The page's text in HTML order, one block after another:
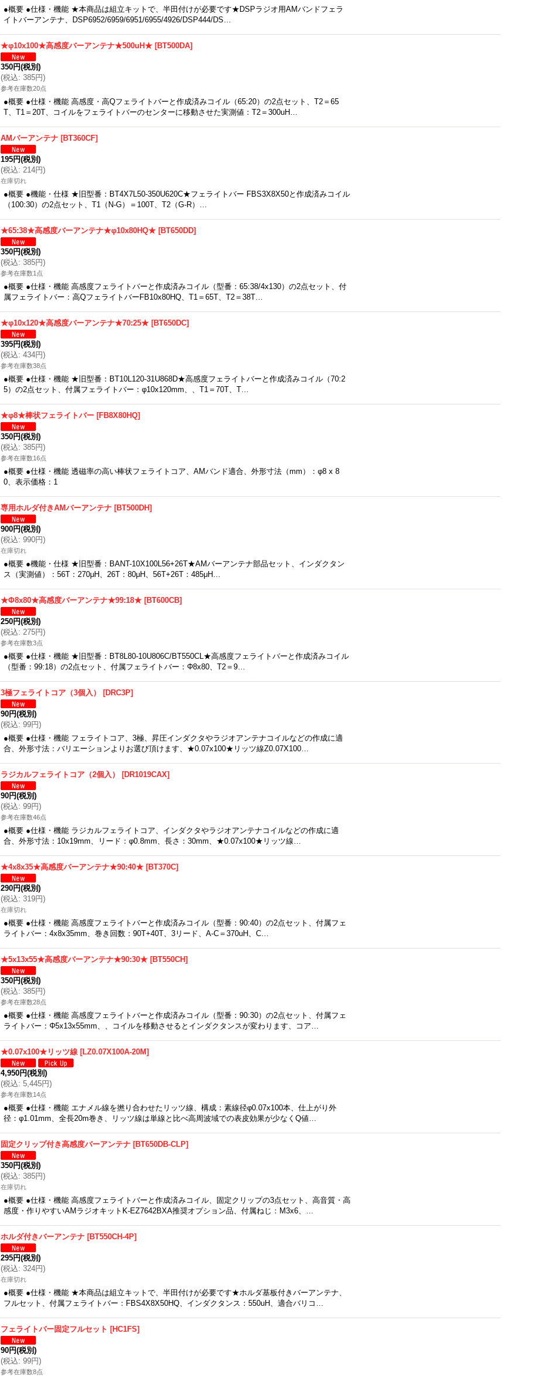
●概要 ●仕様・機能 ★本商品は組立キットで、半田付けが必要です★DSPラジオ用AMバンドフェラ
イトバーアンテナ、DSP6952/6959/6951/6955/4926/DSP444/DS…
★φ10x100★高感度バーアンテナ★500uH★ [BT500DA]
350円(税別)
(税込: 385円)
参考在庫数20点
●概要 ●仕様・機能 高感度・高Qフェライトバーと作成済みコイル（65:20）の2点セット、T2＝65
T、T1＝20T、コイルをフェライトバーのセンターに移動させた実測値：T2＝300uH…
AMバーアンテナ [BT360CF]
195円(税別)
(税込: 214円)
在庫切れ
●概要 ●機能・仕様 ★旧型番：BT4X7L50-350U620C★フェライトバー FBS3X8X50と作成済みコイル
（100:30）の2点セット、T1（N-G）＝100T、T2（G-R）…
★65:38★高感度バーアンテナ★φ10x80HQ★ [BT650DD]
350円(税別)
(税込: 385円)
参考在庫数1点
●概要 ●仕様・機能 高感度フェライトバーと作成済みコイル（型番：65:38/4x130）の2点セット、付
属フェライトバー：高QフェライトバーFB10x80HQ、T1＝65T、T2＝38T…
★φ10x120★高感度バーアンテナ★70:25★ [BT650DC]
395円(税別)
(税込: 434円)
参考在庫数38点
●概要 ●仕様・機能 ★旧型番：BT10L120-31U868D★高感度フェライトバーと作成済みコイル（70:2
5）の2点セット、付属フェライトバー：φ10x120mm、、T1＝70T、T…
★φ8★棒状フェライトバー [FB8X80HQ]
350円(税別)
(税込: 385円)
参考在庫数16点
●概要 ●仕様・機能 透磁率の高い棒状フェライトコア、AMバンド適合、外形寸法（mm）：φ8 x 8
0、表示価格：1
専用ホルダ付きAMバーアンテナ [BT500DH]
900円(税別)
(税込: 990円)
在庫切れ
●概要 ●機能・仕様 ★旧型番：BANT-10X100L56+26T★AMバーアンテナ部品セット、インダクタン
ス（実測値）：56T：270μH、26T：80μH、56T+26T：485μH…
★Φ8x80★高感度バーアンテナ★99:18★ [BT600CB]
250円(税別)
(税込: 275円)
参考在庫数3点
●概要 ●仕様・機能 ★旧型番：BT8L80-10U806C/BT550CL★高感度フェライトバーと作成済みコイル
（型番：99:18）の2点セット、付属フェライトバー：Φ8x80、T2＝9…
3極フェライトコア（3個入） [DRC3P]
90円(税別)
(税込: 99円)
●概要 ●仕様・機能 フェライトコア、3極、昇圧インダクタやラジオアンテナコイルなどの作成に適
合、外形寸法：バリエーションよりお選び頂けます、★0.07x100★リッツ線Z0.07X100…
ラジカルフェライトコア（2個入） [DR1019CAX]
90円(税別)
(税込: 99円)
参考在庫数46点
●概要 ●仕様・機能 ラジカルフェライトコア、インダクタやラジオアンテナコイルなどの作成に適
合、外形寸法：10x19mm、リード：φ0.8mm、長さ：30mm、★0.07x100★リッツ線…
★4x8x35★高感度バーアンテナ★90:40★ [BT370C]
290円(税別)
(税込: 319円)
在庫切れ
●概要 ●仕様・機能 高感度フェライトバーと作成済みコイル（型番：90:40）の2点セット、付属フェ
ライトバー：4x8x35mm、巻き回数：90T+40T、3リード、A-C＝370uH、C…
★5x13x55★高感度バーアンテナ★90:30★ [BT550CH]
350円(税別)
(税込: 385円)
参考在庫数28点
●概要 ●仕様・機能 高感度フェライトバーと作成済みコイル（型番：90:30）の2点セット、付属フェ
ライトバー：Φ5x13x55mm、、コイルを移動させるとインダクタンスが変わります、コア…
★0.07x100★リッツ線 [LZ0.07X100A-20M]
4,950円(税別)
(税込: 5,445円)
参考在庫数14点
●概要 ●仕様・機能 エナメル線を撚り合わせたリッツ線、構成：素線径φ0.07x100本、仕上がり外
径：φ1.01mm、全長20m巻き、リッツ線は単線と比べ高周波域での表皮効果が少なくQ値…
固定クリップ付き高感度バーアンテナ [BT650DB-CLP]
350円(税別)
(税込: 385円)
在庫切れ
●概要 ●仕様・機能 高感度フェライトバーと作成済みコイル、固定クリップの3点セット、高音質・高
感度・作りやすいAMラジオキットK-EZ7642BXA推奨オプション品、付属ねじ：M3x6、…
ホルダ付きバーアンテナ [BT550CH-4P]
295円(税別)
(税込: 324円)
在庫切れ
●概要 ●仕様・機能 ★本商品は組立キットで、半田付けが必要です★ホルダ基板付きバーアンテナ、
フルセット、付属フェライトバー：FBS4X8X50HQ、インダクタンス：550uH、適合バリコ…
フェライトバー固定フルセット [HC1FS]
90円(税別)
(税込: 99円)
参考在庫数8点